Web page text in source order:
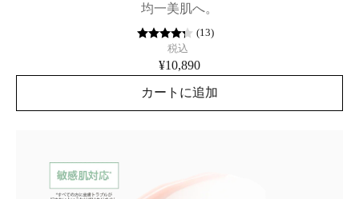
均一美肌へ。
(13)
税込
¥10,890
カートに追加